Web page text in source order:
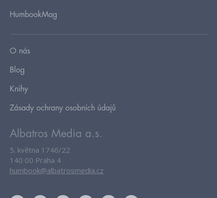
HumbookMag
O nás
Blog
Knihy
Zásady ochrany osobních údajů
Albatros Media a.s.
5. května 1746/22
140 00 Praha 4
humbook@albatrosmedia.cz